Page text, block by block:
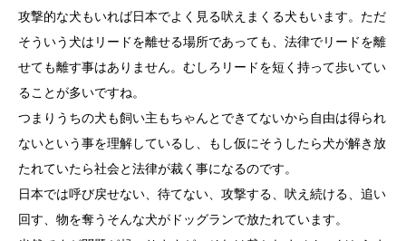
攻撃的な犬もいれば日本でよく見る吠えまくる犬もいます。ただ
そういう犬はリードを離せる場所であっても、法律でリードを離
せても離す事はありません。むしろリードを短く持って歩いてい
ることが多いですね。
つまりうちの犬も飼い主もちゃんとできてないから自由は得られ
ないという事を理解しているし、もし仮にそうしたら犬が解き放
たれていたら社会と法律が裁く事になるのです。
日本では呼び戻せない、待てない、攻撃する、吠え続ける、追い
回す、物を奪うそんな犬がドッグランで放たれています。